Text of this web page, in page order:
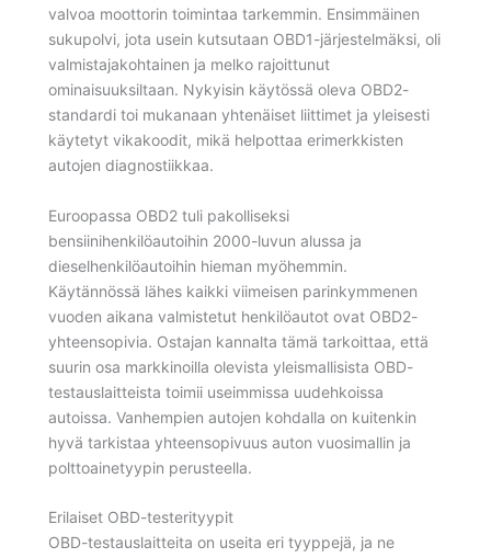
valvoa moottorin toimintaa tarkemmin. Ensimmäinen
sukupolvi, jota usein kutsutaan OBD1-järjestelmäksi, oli
valmistajakohtainen ja melko rajoittunut
ominaisuuksiltaan. Nykyisin käytössä oleva OBD2-
standardi toi mukanaan yhtenäiset liittimet ja yleisesti
käytetyt vikakoodit, mikä helpottaa erimerkkisten
autojen diagnostiikkaa.
Euroopassa OBD2 tuli pakolliseksi
bensiinihenkilöautoihin 2000-luvun alussa ja
dieselhenkilöautoihin hieman myöhemmin.
Käytännössä lähes kaikki viimeisen parinkymmenen
vuoden aikana valmistetut henkilöautot ovat OBD2-
yhteensopivia. Ostajan kannalta tämä tarkoittaa, että
suurin osa markkinoilla olevista yleismallisista OBD-
testauslaitteista toimii useimmissa uudehkoissa
autoissa. Vanhempien autojen kohdalla on kuitenkin
hyvä tarkistaa yhteensopivuus auton vuosimallin ja
polttoainetyypin perusteella.
Erilaiset OBD-testerityypit
OBD-testauslaitteita on useita eri tyyppejä, ja ne